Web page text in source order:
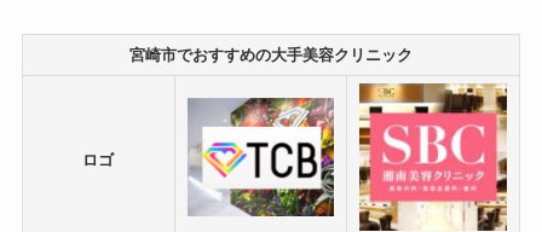
宮崎市でおすすめの大手美容クリニック
ロゴ